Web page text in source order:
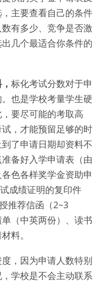
主要查看自己的条件
有多少、竞争是否激
几个最适合你条件的
标化考试分数对于申
也是学校考量学生硬
要尽可能的考取高
，才能预留足够的时
了申请日期却资料不
备好入学申请表（由
色各样奖学金资助申
成绩证明的复印件
推荐信函（2~3
（中英两份）、读书
料。
，因为申请人数特别
学校是不会主动联系